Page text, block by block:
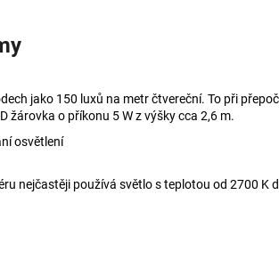
jako 150 luxů na metr čtvereční. To při
žárovka o příkonu 5 W z výšky cca 2,6 m.
osvětlení
nejčastěji používá světlo s teplotou od 2700 K